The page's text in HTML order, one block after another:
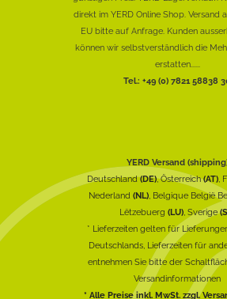
direkt im YERD Online Shop. Versand
EU bitte auf Anfrage. Kunden
können wir selbstverständlich die
erstatten......
Tel.: +49 (0) 7821 58838
YERD Versand
Deutschland(DE), Österreich(AT),
Nederland (NL), Belgique België
Lëtzebuerg (LU), Sverige
* Lieferzeiten gelten für
Deutschlands, Lieferzeiten für
entnehmen Sie bitte der
Versandinformationen
* Alle Preise inkl. MwSt. zzgl.